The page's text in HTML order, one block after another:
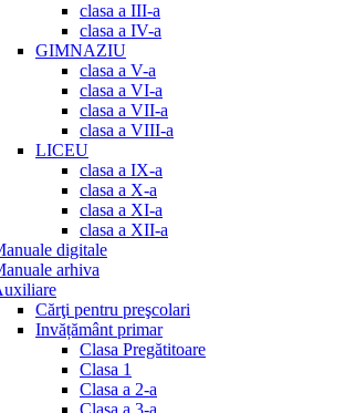
clasa a III-a
clasa a IV-a
GIMNAZIU
clasa a V-a
clasa a VI-a
clasa a VII-a
clasa a VIII-a
LICEU
clasa a IX-a
clasa a X-a
clasa a XI-a
clasa a XII-a
digitale
arhiva
Cărţi pentru preşcolari
Invățământ primar
Clasa Pregătitoare
Clasa 1
Clasa a 2-a
Clasa a 3-a